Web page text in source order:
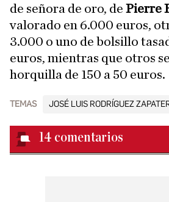
de señora de oro, de Pierre
valorado en 6.000 euros,
3.000 o uno de bolsillo
euros, mientras que otros
horquilla de 150 a 50 euros.
TEMAS JOSÉ LUIS RODRÍGUEZ
14 comentarios